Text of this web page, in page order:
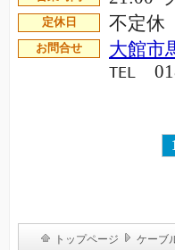
定休日 不定休
お問合せ 大館市
TEL
トップページ ケーブ